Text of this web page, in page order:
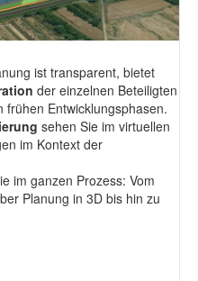
ist transparent, bietet
der einzelnen Beteiligten
frühen Entwicklungsphasen.
sehen Sie im virtuellen
im Kontext der
im ganzen Prozess: Vom
Planung in 3D bis hin zu